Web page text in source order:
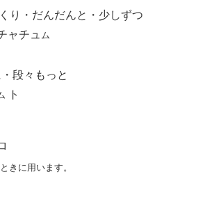
り・だんだんと・少しずつ
ャチュ ム
段々もっと
ト
きに用います。